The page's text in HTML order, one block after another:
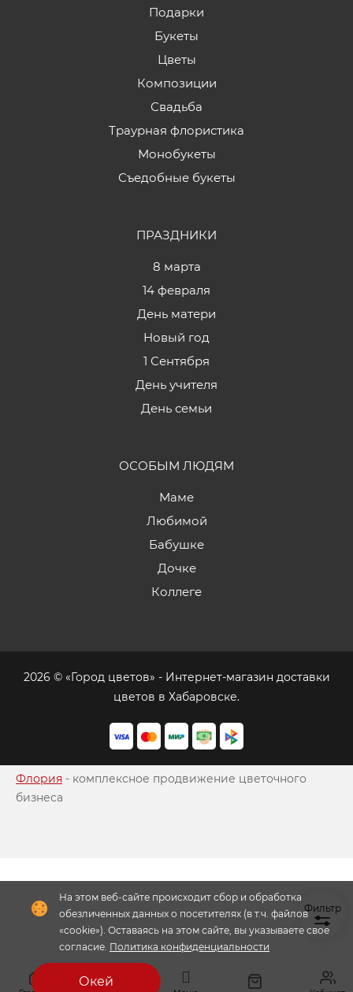
Подарки
Букеты
Цветы
Композиции
Свадьба
Траурная флористика
Монобукеты
Съедобные букеты
ПРАЗДНИКИ
8 марта
14 февраля
День матери
Новый год
1 Сентября
День учителя
День семьи
ОСОБЫМ ЛЮДЯМ
Маме
Любимой
Бабушке
Дочке
Коллеге
2026 © «Город цветов» - Интернет-магазин доставки
цветов в Хабаровске.
Флория - комплексное продвижение цветочного
бизнеса
Фильтр